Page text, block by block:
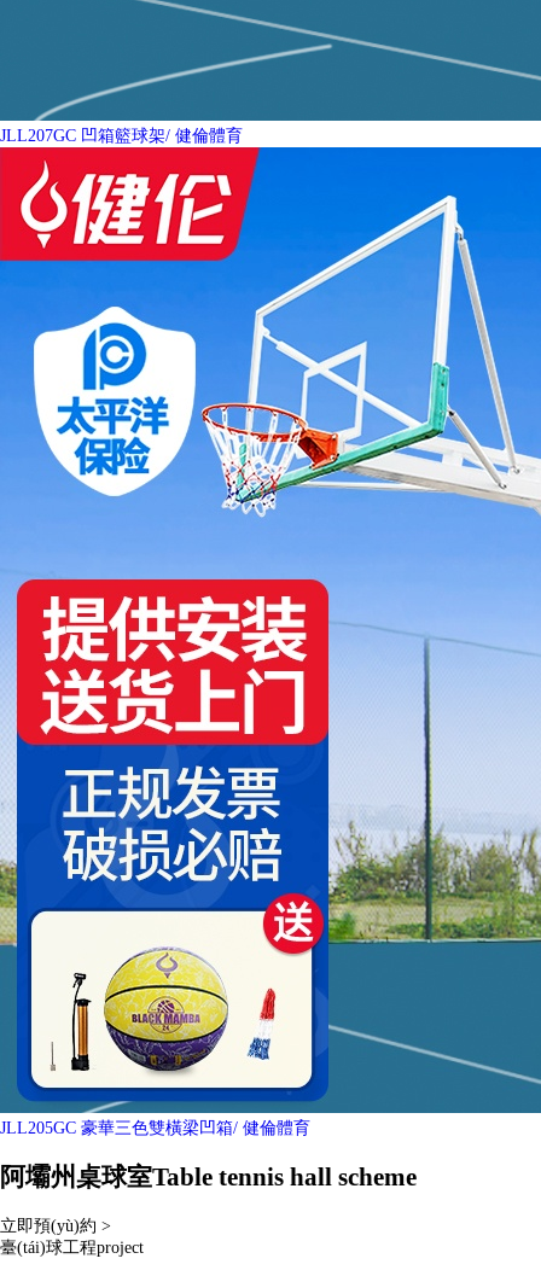
JLL207GC 凹箱籃球架/ 健倫體育
JLL205GC 豪華三色雙橫梁凹箱/ 健倫體育
阿壩州桌球室Table tennis hall scheme
立即預(yù)約 >
臺(tái)球工程project